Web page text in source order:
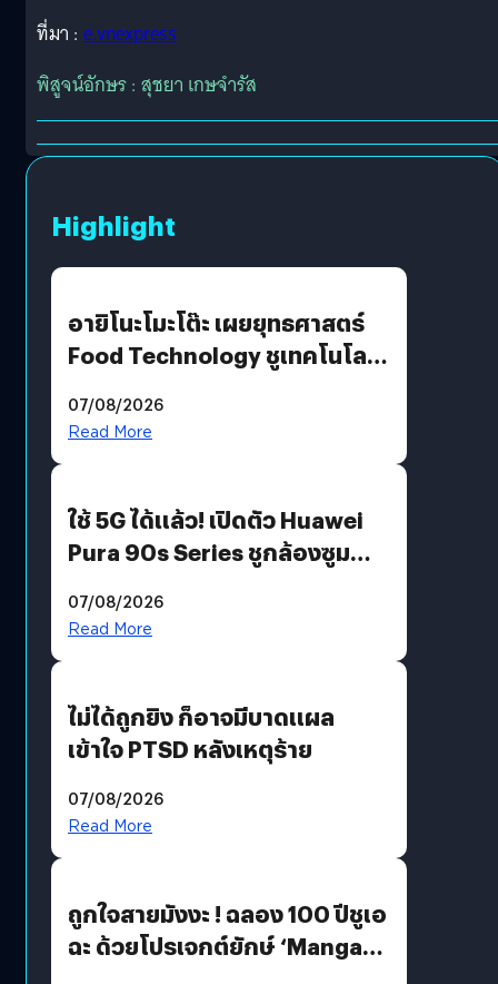
ที่มา : e.vnexpress
พิสูจน์อักษร : สุชยา เกษจำรัส
Highlight
อายิโนะโมะโต๊ะ เผยยุทธศาสตร์
Food Technology ชูเทคโนโลยี
บริโภคและ B2B
07/08/2026
Read More
ใช้ 5G ได้แล้ว! เปิดตัว Huawei
Pura 90s Series ชูกล้องซูม
07/08/2026
Read More
ไม่ได้ถูกยิง ก็อาจมีบาดแผล
เข้าใจ PTSD หลังเหตุร้าย
07/08/2026
Read More
ถูกใจสายมังงะ ! ฉลอง 100 ปีชูเอ
ฉะ ด้วยโปรเจกต์ยักษ์ ‘Manga